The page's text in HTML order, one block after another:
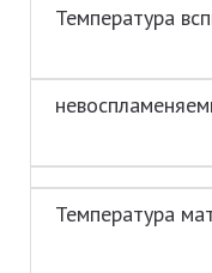
Температура
Температура